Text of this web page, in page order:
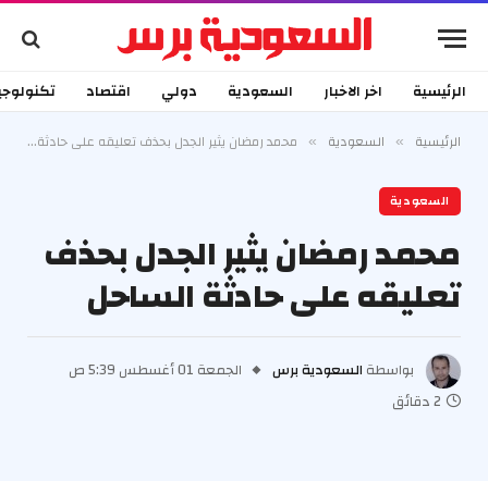
الرئيسية اخر الاخبار السعودية دولي اقتصاد
الرئيسية » السعودية » محمد رمضان يثير الجدل بحذف تعليقه على حادثة الساحل
السعودية
محمد رمضان يثير الجدل بحذف
تعليقه على حادثة الساحل
بواسطة السعودية برس
الجمعة 01 أغسطس 5:39 ص
2 دقائق